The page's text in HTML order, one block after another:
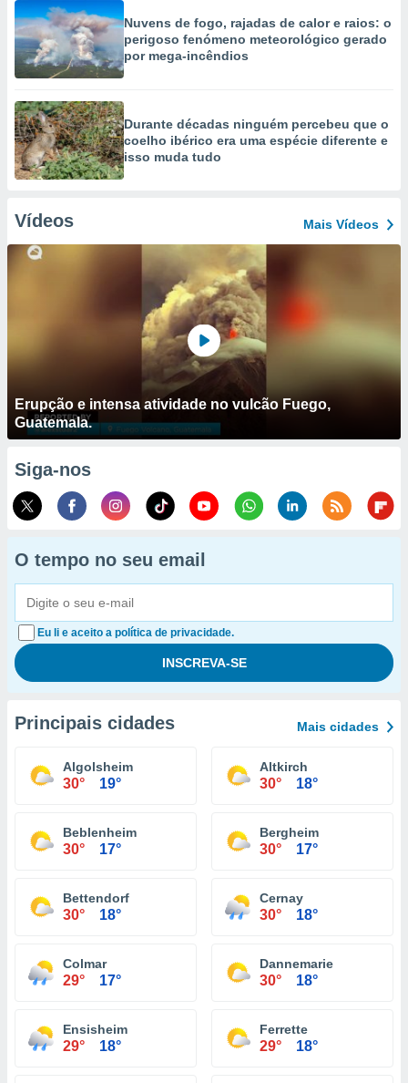
Nuvens de fogo, rajadas de calor e raios: o
perigoso fenómeno meteorológico gerado
por mega-incêndios
Durante décadas ninguém percebeu que o
coelho ibérico era uma espécie diferente e
isso muda tudo
Vídeos Mais Vídeos
Erupção e intensa atividade no vulcão Fuego,
Guatemala.
Siga-nos
O tempo no seu email
Eu li e aceito a política de privacidade.
Principais cidades Mais cidades
Algolsheim
30° 19°
Altkirch
30° 18°
Beblenheim
30° 17°
Bergheim
30° 17°
Bettendorf
30° 18°
Cernay
30° 18°
Colmar
29° 17°
Dannemarie
30° 18°
Ensisheim
29° 18°
Ferrette
29° 18°